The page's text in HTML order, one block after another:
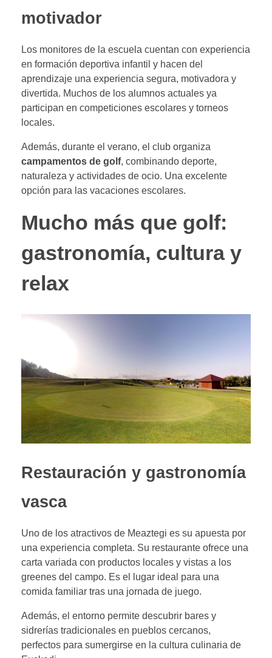
motivador
Los monitores de la escuela cuentan con experiencia
en formación deportiva infantil y hacen del
aprendizaje una experiencia segura, motivadora y
divertida. Muchos de los alumnos actuales ya
participan en competiciones escolares y torneos
locales.
Además, durante el verano, el club organiza
campamentos de golf, combinando deporte,
naturaleza y actividades de ocio. Una excelente
opción para las vacaciones escolares.
Mucho más que golf:
gastronomía, cultura y
relax
Restauración y gastronomía
vasca
Uno de los atractivos de Meaztegi es su apuesta por
una experiencia completa. Su restaurante ofrece una
carta variada con productos locales y vistas a los
greenes del campo. Es el lugar ideal para una
comida familiar tras una jornada de juego.
Además, el entorno permite descubrir bares y
sidrerías tradicionales en pueblos cercanos,
perfectos para sumergirse en la cultura culinaria de